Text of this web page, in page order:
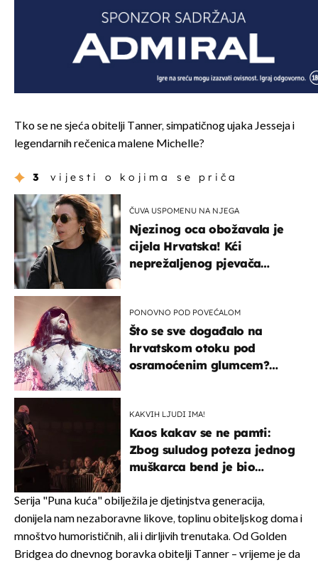
Tko se ne sjeća obitelji Tanner, simpatičnog ujaka Jesseja i
legendarnih rečenica malene Michelle?
3 vijesti o kojima se priča
ČUVA USPOMENU NA NJEGA
Njezinog oca obožavala je
cijela Hrvatska! Kći
neprežaljenog pjevača
PONOVNO POD POVEĆALOM
Što se sve događalo na
hrvatskom otoku pod
osramoćenim glumcem?
KAKVIH LJUDI IMA!
Kaos kakav se ne pamti:
Zbog suludog poteza jednog
muškarca bend je bio
Serija "Puna kuća" obilježila je djetinjstva generacija,
donijela nam nezaboravne likove, toplinu obiteljskog doma i
mnoštvo humorističnih, ali i dirljivih trenutaka. Od Golden
Bridgea do dnevnog boravka obitelji Tanner – vrijeme je da